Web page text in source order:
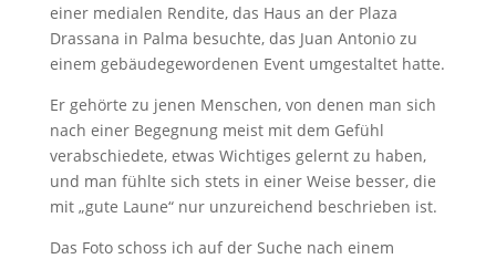
einer medialen Rendite, das Haus an der Plaza
Drassana in Palma besuchte, das Juan Antonio zu
einem gebäudegewordenen Event umgestaltet hatte.
Er gehörte zu jenen Menschen, von denen man sich
nach einer Begegnung meist mit dem Gefühl
verabschiedete, etwas Wichtiges gelernt zu haben,
und man fühlte sich stets in einer Weise besser, die
mit „gute Laune“ nur unzureichend beschrieben ist.
Das Foto schoss ich auf der Suche nach einem